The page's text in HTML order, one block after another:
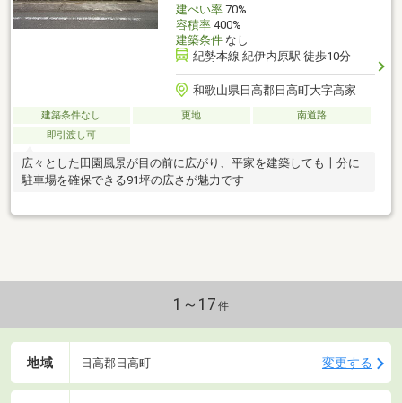
建ぺい率70%
容積率400%
建築条件なし
紀勢本線 紀伊内原駅 徒歩10分
和歌山県日高郡日高町大字高家
建築条件なし 更地
南道路
即引渡し可
広々とした田園風景が目の前に広がり、平家を建築しても十分に
駐車場を確保できる91坪の広さが魅力です
1～17 件
地域 日高郡日高町 変更する